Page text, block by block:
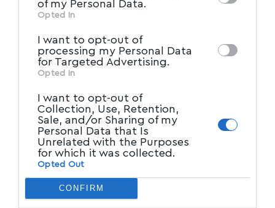
other third parties.
of my Personal Data.
Opted In
I want to opt-out of
processing my Personal Data
for Targeted Advertising.
Opted In
I want to opt-out of
Collection, Use, Retention,
Sale, and/or Sharing of my
Personal Data that Is
Unrelated with the Purposes
for which it was collected.
Opted Out
CONFIRM